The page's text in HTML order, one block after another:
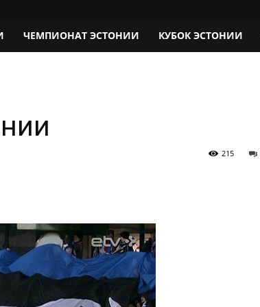
ЧЕМПИОНАТ ЭСТОНИИ КУБОК ЭСТОНИИ
215